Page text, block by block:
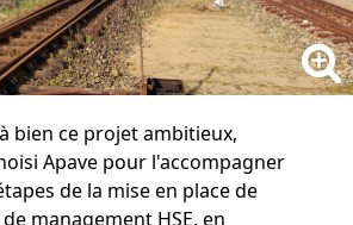
bien ce projet ambitieux,
Apave pour l'accompagner
de la mise en place de
management HSE, en